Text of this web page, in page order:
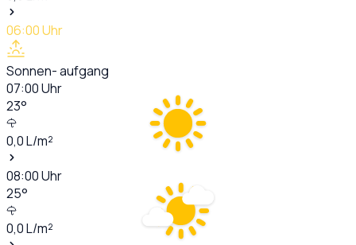
06:00Uhr
Sonnen- aufgang
07:00Uhr
23°
0,0L/m²
08:00Uhr
25°
0,0L/m²